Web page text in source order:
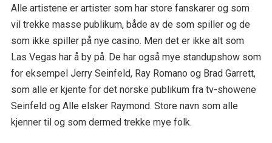
Alle artistene er artister som har store fanskarer og som
vil trekke masse publikum, både av de som spiller og de
som ikke spiller på nye casino. Men det er ikke alt som
Las Vegas har å by på. De har også mye standupshow som
for eksempel Jerry Seinfeld, Ray Romano og Brad Garrett,
som alle er kjente for det norske publikum fra tv-showene
Seinfeld og Alle elsker Raymond. Store navn som alle
kjenner til og som dermed trekke mye folk.